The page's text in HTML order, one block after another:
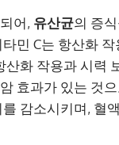
어, 유산균의 증
민 C는 항산화
화 작용과 시력
효과가 있는 것
감소시키며, 혈